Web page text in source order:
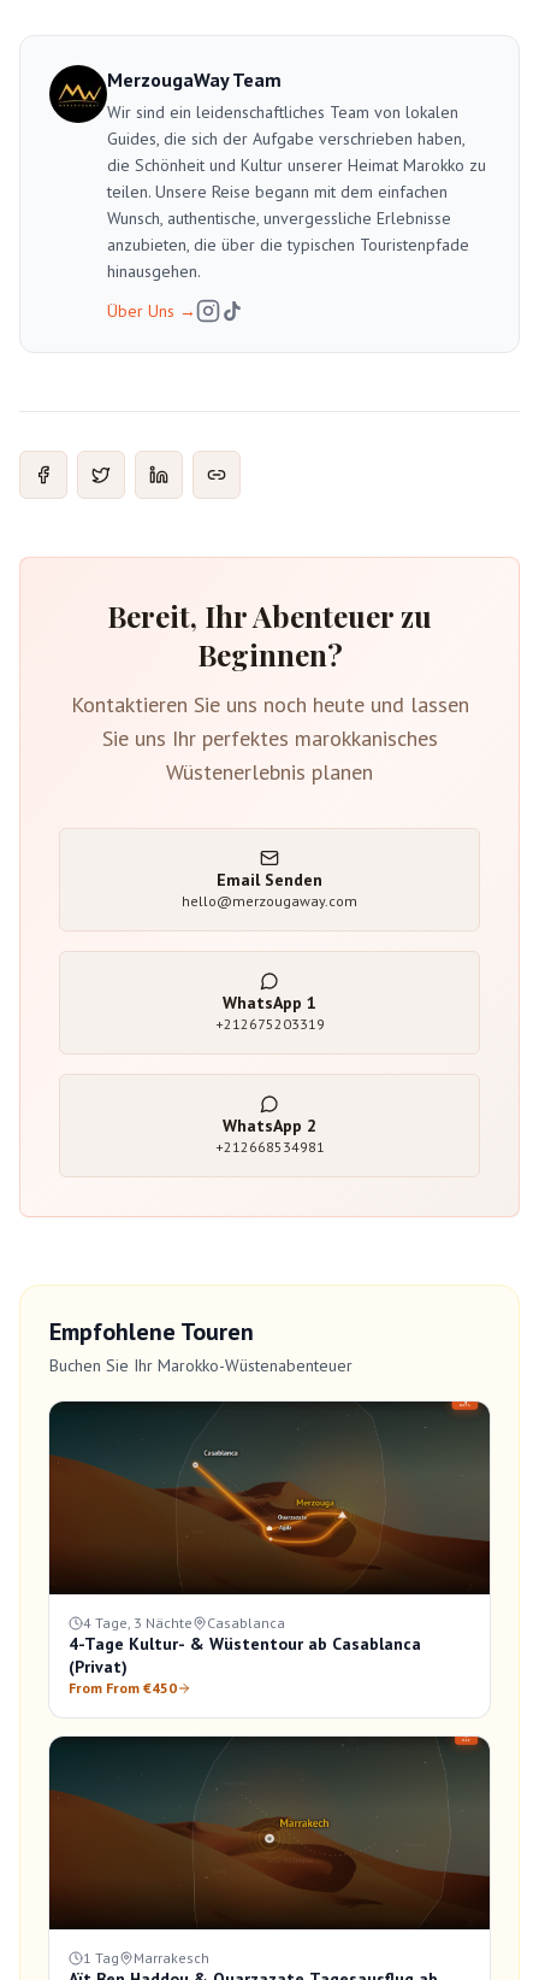
MerzougaWay Team
Wir sind ein leidenschaftliches Team von lokalen
Guides, die sich der Aufgabe verschrieben haben,
die Schönheit und Kultur unserer Heimat Marokko zu
teilen. Unsere Reise begann mit dem einfachen
Wunsch, authentische, unvergessliche Erlebnisse
anzubieten, die über die typischen Touristenpfade
hinausgehen.
Über Uns →
Bereit, Ihr Abenteuer zu
Beginnen?
Kontaktieren Sie uns noch heute und lassen
Sie uns Ihr perfektes marokkanisches
Wüstenerlebnis planen
Email Senden
hello@merzougaway.com
WhatsApp 1
+212675203319
WhatsApp 2
+212668534981
Empfohlene Touren
Buchen Sie Ihr Marokko-Wüstenabenteuer
4 Tage, 3 Nächte Casablanca
4-Tage Kultur- & Wüstentour ab Casablanca
(Privat)
From From €450
1 Tag Marrakesch